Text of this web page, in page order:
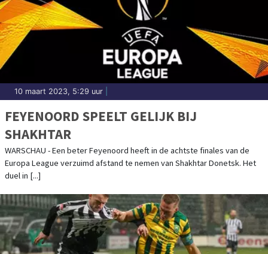
10 maart 2023, 5:29 uur
FEYENOORD SPEELT GELIJK BIJ
SHAKHTAR
WARSCHAU - Een beter Feyenoord heeft in de achtste finales van de
Europa League verzuimd afstand te nemen van Shakhtar Donetsk. Het
duel in [...]